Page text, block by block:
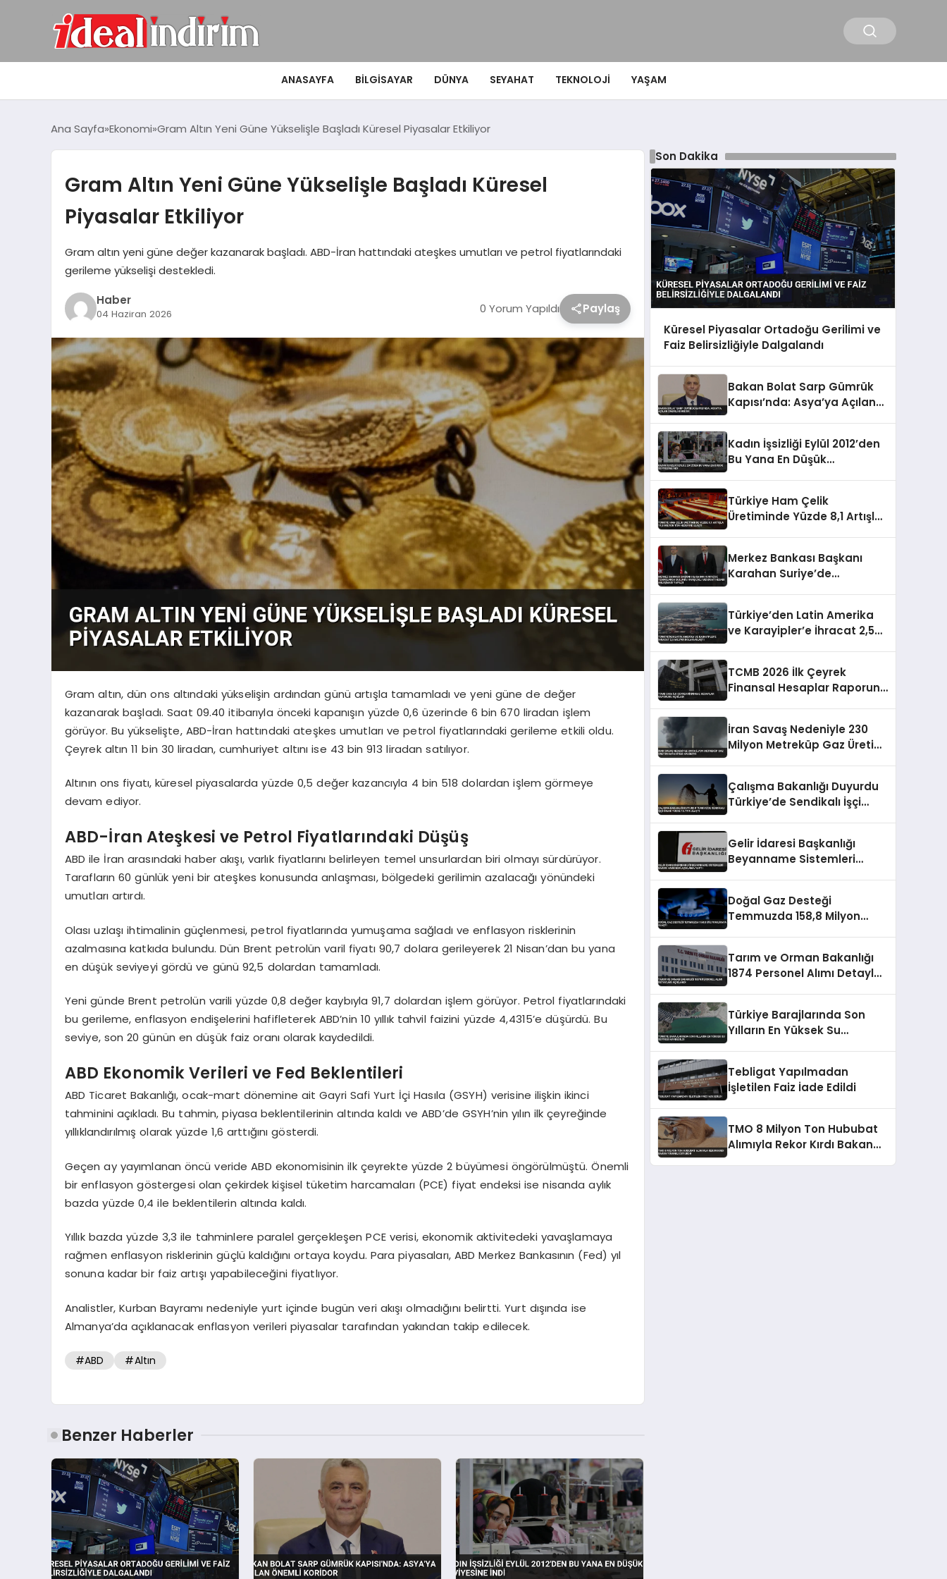
ANASAYFA BILGISAYAR DÜNYA SEYAHAT TEKNOLOJI YAŞAM
Ana Sayfa Ekonomi Gram Altın Yeni Güne Yükselişle Başladı Küresel Piyasalar Etkiliyor
Gram Altın Yeni Güne Yükselişle Başladı Küresel
Piyasalar Etkiliyor
Gram altın yeni güne değer kazanarak başladı. ABD-İran hattındaki ateşkes umutları ve petrol fiyatlarındaki
gerileme yükselişi destekledi.
Haber
04 Haziran 2026 0 Yorum Yapıldı Paylaş
Gram altın, dün ons altındaki yükselişin ardından günü artışla tamamladı ve yeni güne de değer
kazanarak başladı. Saat 09.40 itibarıyla önceki kapanışın yüzde 0,6 üzerinde 6 bin 670 liradan işlem
görüyor. Bu yükselişte, ABD-İran hattındaki ateşkes umutları ve petrol fiyatlarındaki gerileme etkili oldu.
Çeyrek altın 11 bin 30 liradan, cumhuriyet altını ise 43 bin 913 liradan satılıyor.
Altının ons fiyatı, küresel piyasalarda yüzde 0,5 değer kazancıyla 4 bin 518 dolardan işlem görmeye
devam ediyor.
ABD-İran Ateşkesi ve Petrol Fiyatlarındaki Düşüş
ABD ile İran arasındaki haber akışı, varlık fiyatlarını belirleyen temel unsurlardan biri olmayı sürdürüyor.
Tarafların 60 günlük yeni bir ateşkes konusunda anlaşması, bölgedeki gerilimin azalacağı yönündeki
umutları artırdı.
Olası uzlaşı ihtimalinin güçlenmesi, petrol fiyatlarında yumuşama sağladı ve enflasyon risklerinin
azalmasına katkıda bulundu. Dün Brent petrolün varil fiyatı 90,7 dolara gerileyerek 21 Nisan’dan bu yana
en düşük seviyeyi gördü ve günü 92,5 dolardan tamamladı.
Yeni günde Brent petrolün varili yüzde 0,8 değer kaybıyla 91,7 dolardan işlem görüyor. Petrol fiyatlarındaki
bu gerileme, enflasyon endişelerini hafifleterek ABD’nin 10 yıllık tahvil faizini yüzde 4,4315’e düşürdü. Bu
seviye, son 20 günün en düşük faiz oranı olarak kaydedildi.
ABD Ekonomik Verileri ve Fed Beklentileri
ABD Ticaret Bakanlığı, ocak-mart dönemine ait Gayri Safi Yurt İçi Hasıla (GSYH) verisine ilişkin ikinci
tahminini açıkladı. Bu tahmin, piyasa beklentilerinin altında kaldı ve ABD’de GSYH’nin yılın ilk çeyreğinde
yıllıklandırılmış olarak yüzde 1,6 arttığını gösterdi.
Geçen ay yayımlanan öncü veride ABD ekonomisinin ilk çeyrekte yüzde 2 büyümesi öngörülmüştü. Önemli
bir enflasyon göstergesi olan çekirdek kişisel tüketim harcamaları (PCE) fiyat endeksi ise nisanda aylık
bazda yüzde 0,4 ile beklentilerin altında kaldı.
Yıllık bazda yüzde 3,3 ile tahminlere paralel gerçekleşen PCE verisi, ekonomik aktivitedeki yavaşlamaya
rağmen enflasyon risklerinin güçlü kaldığını ortaya koydu. Para piyasaları, ABD Merkez Bankasının (Fed) yıl
sonuna kadar bir faiz artışı yapabileceğini fiyatlıyor.
Analistler, Kurban Bayramı nedeniyle yurt içinde bugün veri akışı olmadığını belirtti. Yurt dışında ise
Almanya’da açıklanacak enflasyon verileri piyasalar tarafından yakından takip edilecek.
#ABD #Altın
Benzer Haberler
Son Dakika
Küresel Piyasalar Ortadoğu Gerilimi ve
Faiz Belirsizliğiyle Dalgalandı
Bakan Bolat Sarp Gümrük
Kapısı’nda: Asya’ya Açılan
Kadın İşsizliği Eylül 2012’den
Bu Yana En Düşük
Türkiye Ham Çelik
Üretiminde Yüzde 8,1 Artışla
Merkez Bankası Başkanı
Karahan Suriye’de
Anlaşması Yapıldı
Türkiye’den Latin Amerika
ve Karayipler’e İhracat 2,5
TCMB 2026 İlk Çeyrek
Finansal Hesaplar Raporunu
İran Savaş Nedeniyle 230
Milyon Metreküp Gaz Üretim
Çalışma Bakanlığı Duyurdu
Türkiye’de Sendikalı İşçi
Gelir İdaresi Başkanlığı
Beyanname Sistemleri
Doğal Gaz Desteği
Temmuzda 158,8 Milyon
Tarım ve Orman Bakanlığı
1874 Personel Alımı Detayları
Türkiye Barajlarında Son
Yılların En Yüksek Su
Tebligat Yapılmadan
İşletilen Faiz İade Edildi
TMO 8 Milyon Ton Hububat
Alımıyla Rekor Kırdı Bakan